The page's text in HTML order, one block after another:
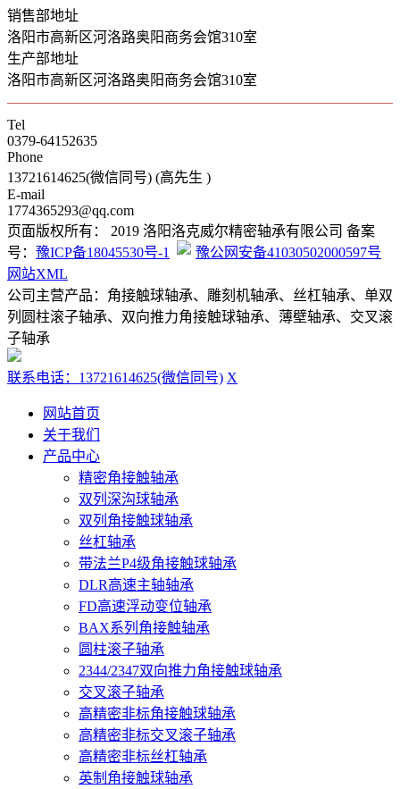
销售部地址
洛阳市高新区河洛路奥阳商务会馆310室
生产部地址
洛阳市高新区河洛路奥阳商务会馆310室
Tel
0379-64152635
Phone
13721614625(微信同号) (高先生 )
E-mail
1774365293@qq.com
页面版权所有： 2019 洛阳洛克威尔精密轴承有限公司 备案
号： 豫ICP备18045530号-1
豫公网安备41030502000597号
网站XML
公司主营产品：角接触球轴承、雕刻机轴承、丝杠轴承、单双
列圆柱滚子轴承、双向推力角接触球轴承、薄壁轴承、交叉滚
子轴承
联系电话：13721614625(微信同号) X
网站首页
关于我们
产品中心
精密角接触轴承
双列深沟球轴承
双列角接触球轴承
丝杠轴承
带法兰P4级角接触球轴承
DLR高速主轴轴承
FD高速浮动变位轴承
BAX系列角接触轴承
圆柱滚子轴承
2344/2347双向推力角接触球轴承
交叉滚子轴承
高精密非标角接触球轴承
高精密非标交叉滚子轴承
高精密非标丝杠轴承
英制角接触球轴承